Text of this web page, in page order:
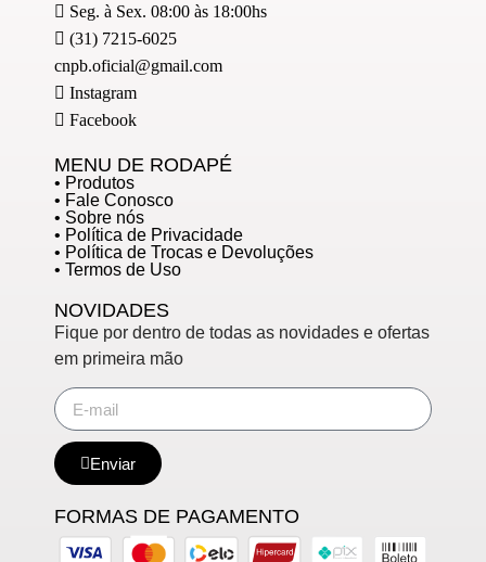
Seg. à Sex. 08:00 às 18:00hs
(31) 7215-6025
cnpb.oficial@gmail.com
Instagram
Facebook
MENU DE RODAPÉ
• Produtos
• Fale Conosco
• Sobre nós
• Política de Privacidade
• Política de Trocas e Devoluções
• Termos de Uso
NOVIDADES
Fique por dentro de todas as novidades e ofertas
em primeira mão
Enviar
FORMAS DE PAGAMENTO